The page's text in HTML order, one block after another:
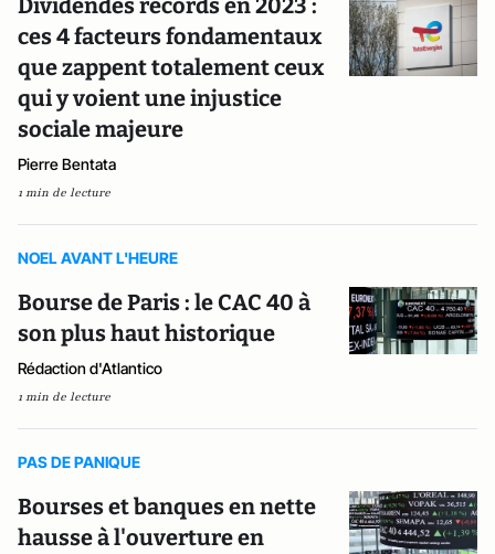
Dividendes records en 2023 :
ces 4 facteurs fondamentaux
que zappent totalement ceux
qui y voient une injustice
sociale majeure
Pierre Bentata
1 min de lecture
NOEL AVANT L'HEURE
Bourse de Paris : le CAC 40 à
son plus haut historique
Rédaction d'Atlantico
1 min de lecture
PAS DE PANIQUE
Bourses et banques en nette
hausse à l'ouverture en